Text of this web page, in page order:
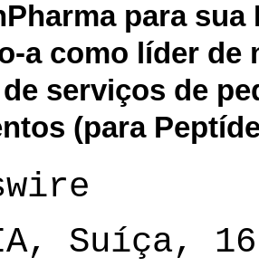
para
a como líder de
serviços de
(para
Suíça,